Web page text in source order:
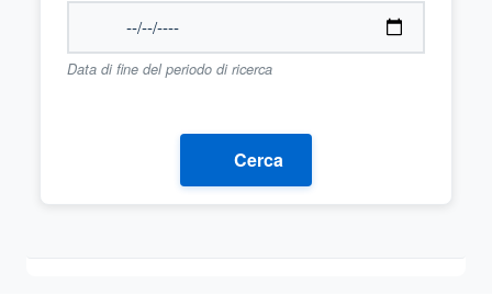
Data di fine del periodo di ricerca
Cerca